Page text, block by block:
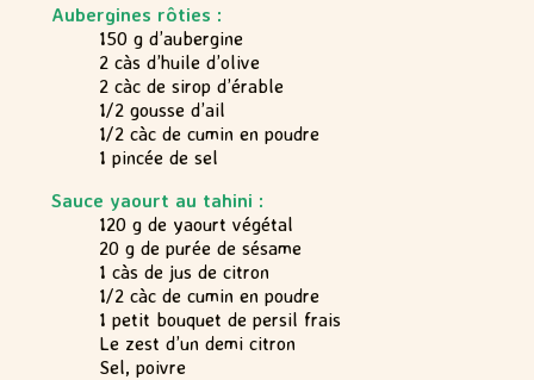
Aubergines rôties :
150 g d’aubergine
2 càs d’huile d’olive
2 càc de sirop d’érable
1/2 gousse d’ail
1/2 càc de cumin en poudre
1 pincée de sel
Sauce yaourt au tahini :
120 g de yaourt végétal
20 g de purée de sésame
1 càs de jus de citron
1/2 càc de cumin en poudre
1 petit bouquet de persil frais
Le zest d’un demi citron
Sel, poivre